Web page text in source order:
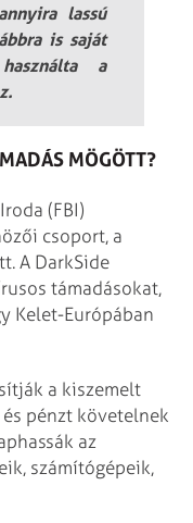
lassú
is saját
a
MÖGÖTT?
(FBI)
csoport, a
A DarkSide
támadásokat,
Kelet-Európában
a kiszemelt
pénzt követelnek
az
számítógépeik,